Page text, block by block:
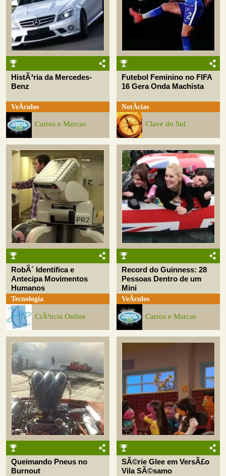
HistÃ³ria da Mercedes-
Benz
VeÃ­culos
Carros e Marcas
Futebol Feminino no FIFA
16 Gera Onda Machista
NotÃ­cias
Clave do Sul
RobÃ´ Identifica e
Antecipa Movimentos
Humanos
Tecnologia
CiÃªncia Online
Record do Guinness: 28
Pessoas Dentro de um
Mini
VeÃ­culos
Carros e Marcas
Queimando Pneus no
Burnout
SÃ©rie Glee em VersÃ£o
Vila SÃ©samo